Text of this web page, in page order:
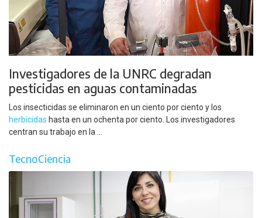
Investigadores de la UNRC degradan
pesticidas en aguas contaminadas
Los insecticidas se eliminaron en un ciento por ciento y los
herbicidas hasta en un ochenta por ciento. Los investigadores
centran su trabajo en la ...
TecnoCiencia